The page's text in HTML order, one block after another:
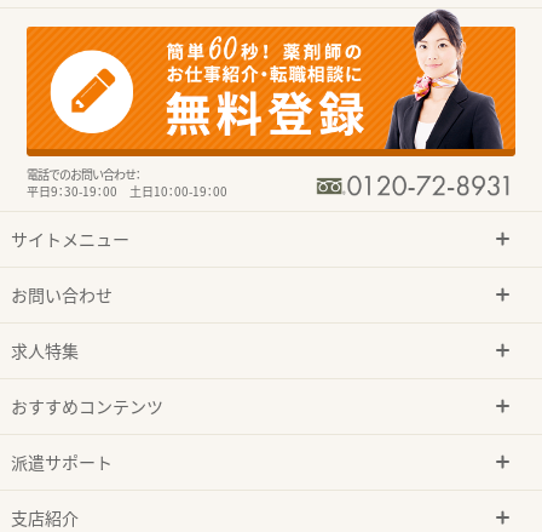
電話でのお問い合わせ：
平日9：30-19：00 土日10：00-19：00
サイトメニュー
お問い合わせ
求人特集
おすすめコンテンツ
派遣サポート
支店紹介